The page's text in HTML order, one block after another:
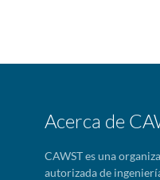
Acerca de
CAWST es una
autorizada de